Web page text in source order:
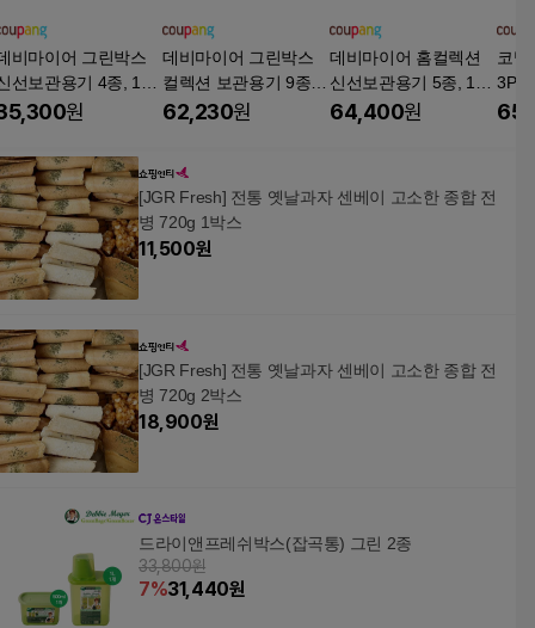
비마이어 그린박스
선보관용기 4종, 1개,
+ 1.8L(2P)
원
데비마이어 그린박스
컬렉션 보관용기 9종, 1
세트, 473ml(4P) + 709
62,230원
데비마이어 홈컬렉션
신선보관용기 5종, 1세
트, 11호
64,400원
코멕
3P
원형
[JGR Fresh] 전통 옛날과자 센베이 고소한 종합 전
병 720g 1박스
11,500원
[JGR Fresh] 전통 옛날과자 센베이 고소한 종합 전
병 720g 2박스
18,900원
드라이앤프레쉬박스(잡곡통) 그린 2종
33,800원
7%31,440원